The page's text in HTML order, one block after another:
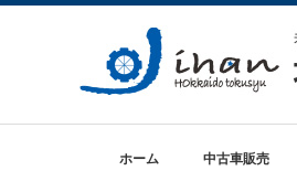
ホーム 中古車販売